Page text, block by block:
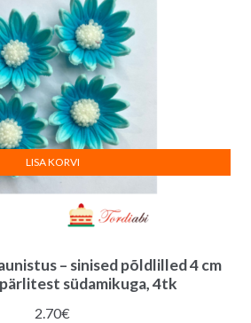
– sinised põldlilled 4 cm
südamikuga, 4tk
2.70€
LISA KORVI